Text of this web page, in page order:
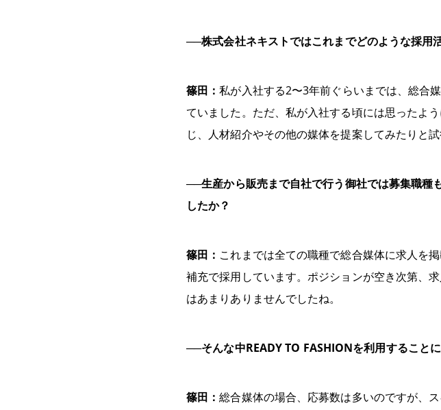
──株式会社ネキストではこれまでどのような採用
篠田：私が入社する2〜3年前ぐらいまでは、総合
ていました。ただ、私が入社する頃には思ったよ
じ、人材紹介やその他の媒体を提案してみたりと試
──生産から販売まで自社で行う御社では募集職種
したか？
篠田： これまでは全ての職種で総合媒体に求人を
補充で採用しています。ポジションが空き次第、
はあまりありませんでしたね。
──そんな中READY TO FASHIONを利用すること
篠田：総合媒体の場合、応募数は多いのですが、